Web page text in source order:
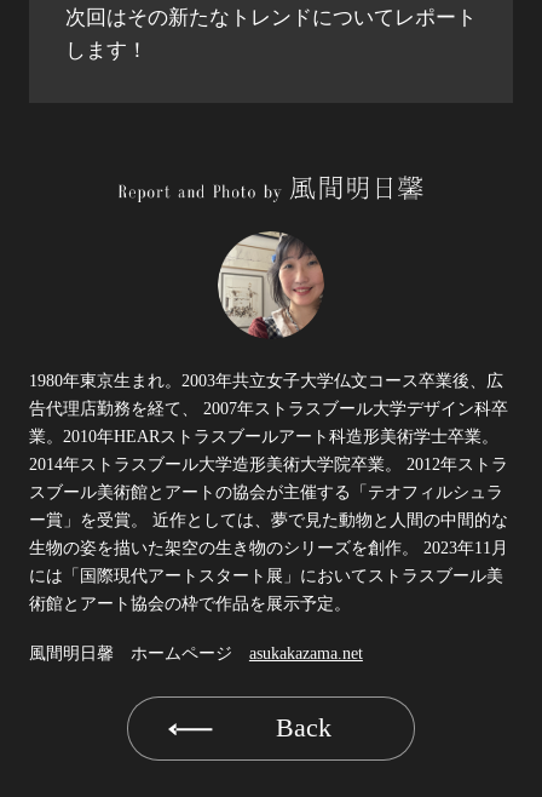
次回はその新たなトレンドについてレポート
します！
1980年東京生まれ。2003年共立女子大学仏文コース卒業後、広
告代理店勤務を経て、
2007年ストラスブール大学デザイン科卒
業。2010年HEARストラスブールアート科造形美術学士卒業。
2014年ストラスブール大学造形美術大学院卒業。
2012年ストラ
スブール美術館とアートの協会が主催する「テオフィルシュラ
ー賞」を受賞。
近作としては、夢で見た動物と人間の中間的な
生物の姿を描いた架空の生き物のシリーズを創作。
2023年11月
には「国際現代アートスタート展」においてストラスブール美
術館とアート協会の枠で作品を展示予定。
風間明日馨 ホームページ asukakazama.net
Back